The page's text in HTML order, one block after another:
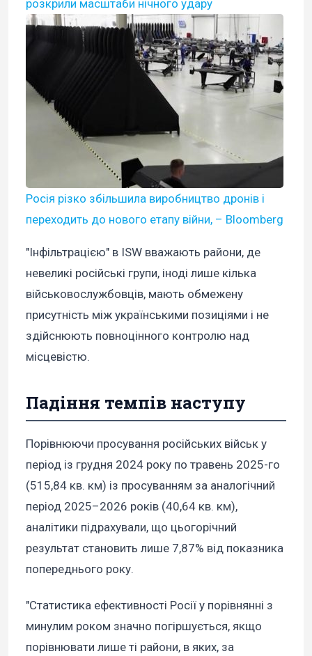
розкрили масштаби нічного удару
Росія різко збільшила виробництво дронів і
переходить до нового етапу війни, – Bloomberg
"Інфільтрацією" в ISW вважають райони, де
невеликі російські групи, іноді лише кілька
військовослужбовців, мають обмежену
присутність між українськими позиціями і не
здійснюють повноцінного контролю над
місцевістю.
Падіння темпів наступу
Порівнюючи просування російських військ у
період із грудня 2024 року по травень 2025-го
(515,84 кв. км) із просуванням за аналогічний
період 2025–2026 років (40,64 кв. км),
аналітики підрахували, що цьогорічний
результат становить лише 7,87% від показника
попереднього року.
"Статистика ефективності Росії у порівнянні з
минулим роком значно погіршується, якщо
порівнювати лише ті райони, в яких, за